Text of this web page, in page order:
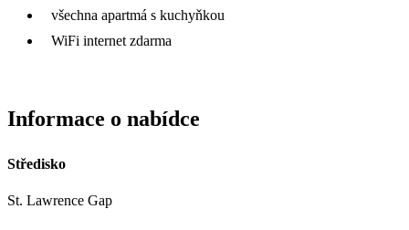
všechna apartmá s kuchyňkou
WiFi internet zdarma
Informace o nabídce
Středisko
St. Lawrence Gap